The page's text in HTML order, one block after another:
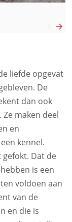
liefde opgevat
De
dan ook
maken deel
en
kennel.
Dat de
is een
voldoen aan
van de
en die is